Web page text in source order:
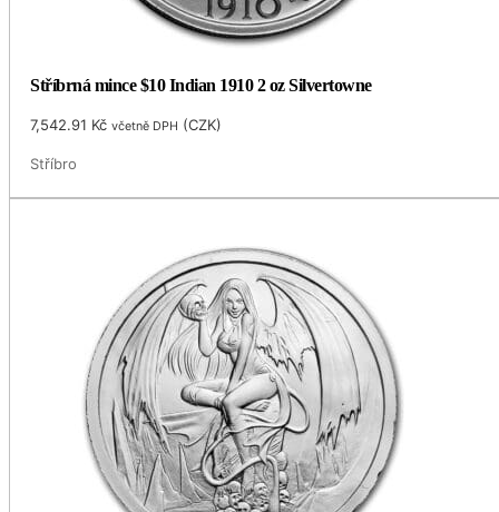
Stříbrná mince $10 Indian 1910 2 oz Silvertowne
7,542.91 Kč včetně DPH (CZK)
Stříbro